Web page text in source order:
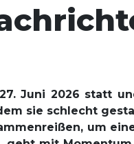
Juni 2026 statt
sie schlecht
um